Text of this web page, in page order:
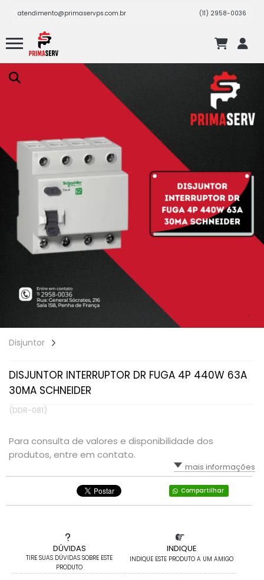
atendimento@primaservps.com.br (11) 2958-0036
Disjuntor
DISJUNTOR INTERRUPTOR DR FUGA 4P 440W 63A
30MA SCHNEIDER
(DDR-081)
Para consulta de valores e disponibilidade dos
produtos, entre em contato.
mais informações
Compartilhar
DÚVIDAS
TIRE SUAS DÚVIDAS SOBRE ESTE
PRODUTO
INDIQUE
INDIQUE ESTE PRODUTO A UM AMIGO